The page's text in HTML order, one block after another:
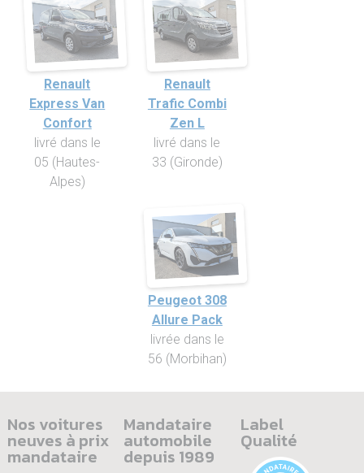
Renault
Express Van
Confort
livré dans le
05 (Hautes-
Alpes)
Renault
Trafic Combi
Zen L
livré dans le
33 (Gironde)
Peugeot 308
Allure Pack
livrée dans le
56 (Morbihan)
Nos voitures
neuves à prix
mandataire
Mandataire
automobile
depuis 1989
Label
Qualité